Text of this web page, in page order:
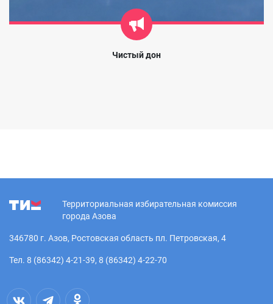
Чистый дон
Территориальная избирательная комиссия
города Азова
346780 г. Азов, Ростовская область пл. Петровская, 4
Тел. 8 (86342) 4-21-39, 8 (86342) 4-22-70